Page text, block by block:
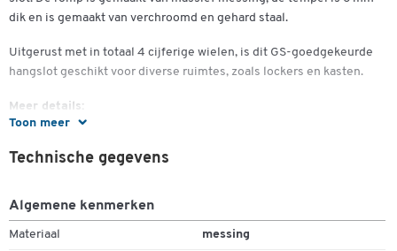
Toon meer
dik en is gemaakt van verchroomd en gehard staal.
Uitgerust met in totaal 4 cijferige wielen, is dit GS-goedgekeurde
hangslot geschikt voor diverse ruimtes, zoals lockers en kasten.
Meer details:
- beugelhoogte van 40 mm
Technische gegevens
Algemene kenmerken
Materiaal messing